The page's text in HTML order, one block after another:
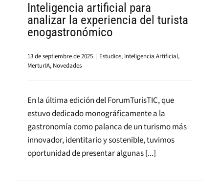
Inteligencia artificial para
analizar la experiencia del turista
enogastronómico
13 de septiembre de 2025 | Estudios, Inteligencia Artificial,
MerturIA, Novedades
En la última edición del ForumTurisTIC, que
estuvo dedicado monográficamente a la
gastronomía como palanca de un turismo más
innovador, identitario y sostenible, tuvimos
oportunidad de presentar algunas [...]